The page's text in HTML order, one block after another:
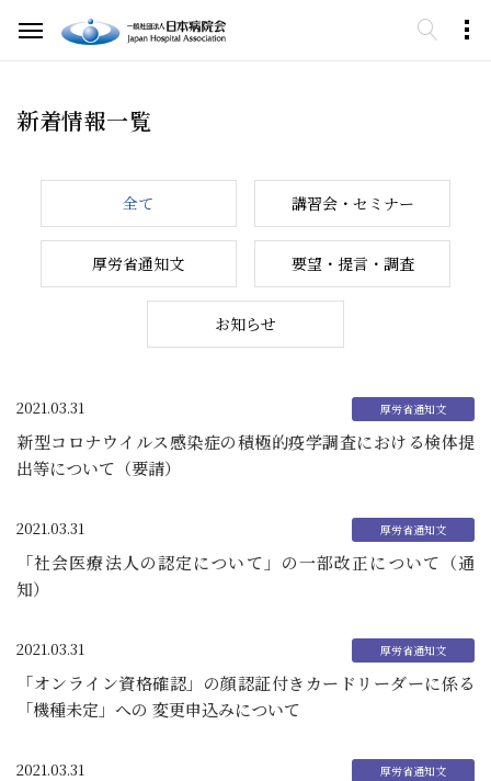
新着情報一覧
全て 講習会・セミナー
厚労省通知文 要望・提言・調査
お知らせ
2021.03.31
新型コロナウイルス感染症の積極的疫学調査における検体提
出等について（要請）
2021.03.31
「社会医療法人の認定について」の一部改正について（通
知）
2021.03.31
「オンライン資格確認」の顔認証付きカードリーダーに係る
「機種未定」への 変更申込みについて
2021.03.31